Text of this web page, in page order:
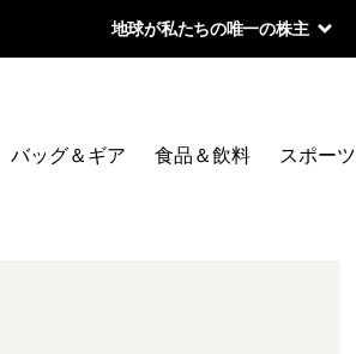
地球が私たちの唯一の株主
バッグ＆ギア 食品＆飲料 スポーツ